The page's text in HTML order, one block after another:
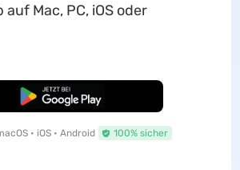
auf Mac, PC, iOS oder
Kostenloser Download
• iOS • Android 100% sicher